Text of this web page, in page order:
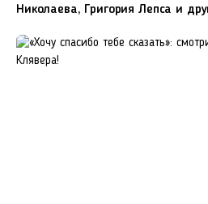
Николаева, Григория Лепса и